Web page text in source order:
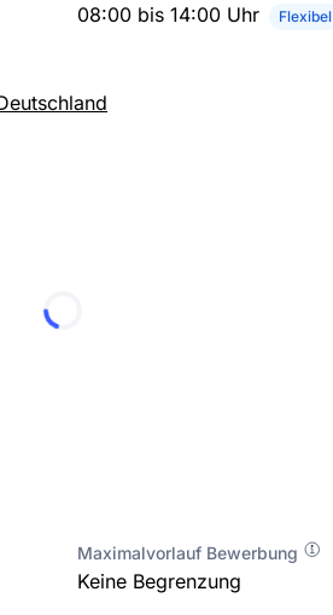
08:00 bis 14:00 Uhr Flexibel
Maximalvorlauf Bewerbung
Keine Begrenzung